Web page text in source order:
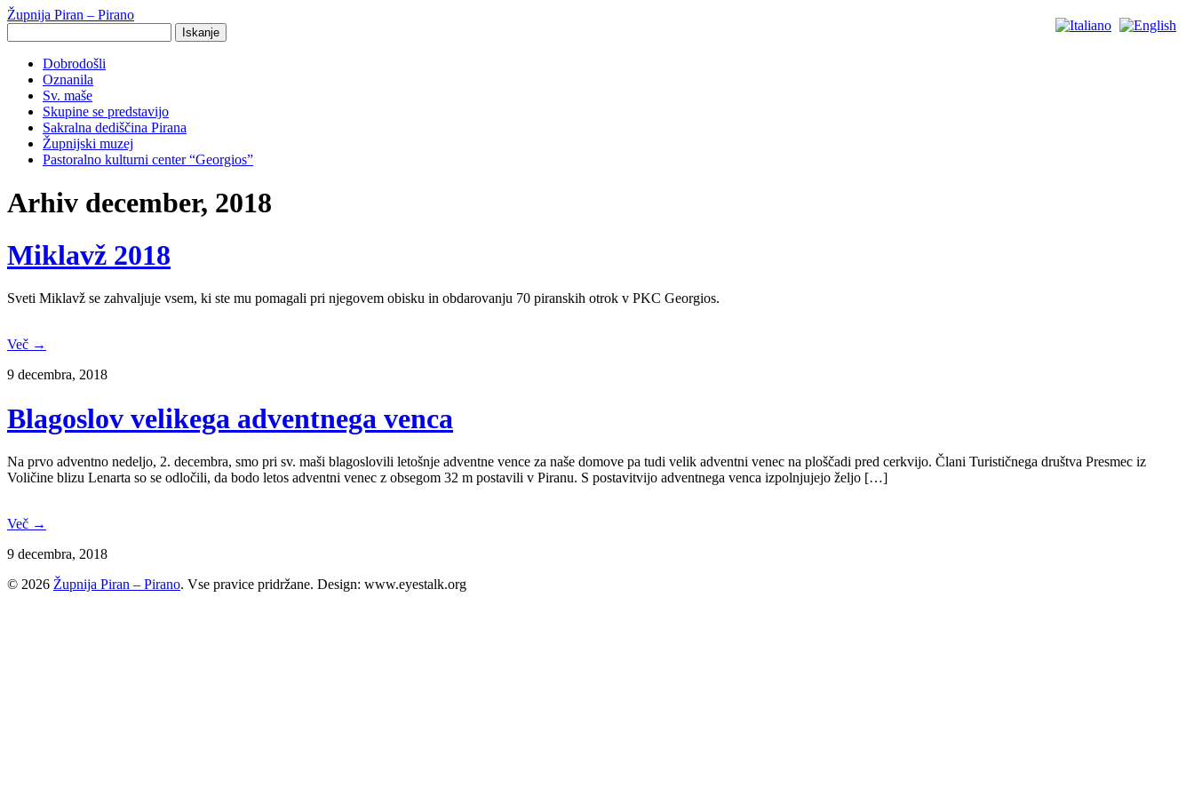
Župnija Piran – Pirano
for:
Dobrodošli
Oznanila
Sv. maše
Skupine se predstavijo
Sakralna dediščina Pirana
Župnijski muzej
Pastoralno kulturni center “Georgios”
Arhiv december, 2018
Miklavž 2018
Sveti Miklavž se zahvaljuje vsem, ki ste mu pomagali pri njegovem obisku in obdarovanju 70 piranskih otrok v PKC Georgios.
Več →
9 decembra, 2018
Blagoslov velikega adventnega venca
Na prvo adventno nedeljo, 2. decembra, smo pri sv. maši blagoslovili letošnje adventne vence za naše domove pa tudi velik adventni venec na ploščadi pred cerkvijo. Člani Turističnega društva Presmec iz
Voličine blizu Lenarta so se odločili, da bodo letos adventni venec z obsegom 32 m postavili v Piranu. S postavitvijo adventnega venca izpolnjujejo željo […]
Več →
9 decembra, 2018
© 2026 Župnija Piran – Pirano. Vse pravice pridržane. Design: www.eyestalk.org